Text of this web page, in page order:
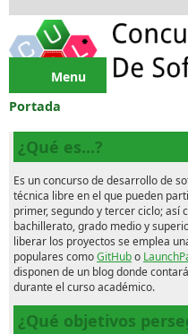
Menu
Portada
¿Qué es...?
Es un concurso de desarrollo de
técnica libre en el que pueden
primer, segundo y tercer ciclo; así
bachillerato, grado medio y
liberar los proyectos se emplea
populares comoGitHubo
disponen de un blog donde
durante el curso académico.
¿Qué objetivos